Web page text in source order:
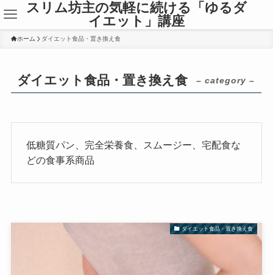
スリム坊主の気軽に続ける「ゆるダ
イエット」講座
ホーム ダイエット食品・置き換え食
ダイエット食品・置き換え食 – category –
低糖質パン、完全栄養食、スムージー、宅配食な
どの食事系商品
ダイエット食品・置き換え食